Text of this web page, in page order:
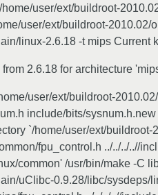
user/ext/buildroot-
user/ext/buildroot-
linux-2.6.18 -t mips Current
2.6.18 for architecture
user/ext/buildroot-
include/bits/
`/home/user/ext/
fpu_control.h ../../../..//
common' /usr/bin/make -C
uClibc-0.9.28/libc/sysdeps/